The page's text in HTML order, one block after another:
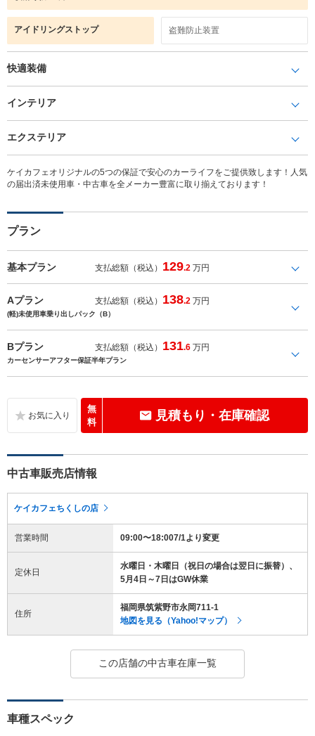
アイドリングストップ 盗難防止装置
快適装備
インテリア
エクステリア
ケイカフェオリジナルの5つの保証で安心のカーライフをご提供致します！人気
の届出済未使用車・中古車を全メーカー豊富に取り揃えております！
プラン
基本プラン 支払総額（税込） 129.2 万円
Aプラン 支払総額（税込） 138.2 万円
(軽)未使用車乗り出しパック（B）
Bプラン 支払総額（税込） 131.6 万円
カーセンサーアフター保証半年プラン
無
料
見積もり・在庫確認
中古車販売店情報
ケイカフェちくしの店
営業時間 09:00〜18:007/1より変更
定休日
水曜日・木曜日（祝日の場合は翌日に振替）、
5月4日～7日はGW休業
住所
福岡県筑紫野市永岡711-1
地図を見る（Yahoo!マップ）
この店舗の中古車在庫一覧
車種スペック